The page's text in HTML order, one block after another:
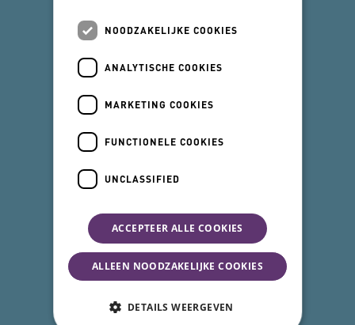
NOODZAKELIJKE COOKIES
ANALYTISCHE COOKIES
MARKETING COOKIES
FUNCTIONELE COOKIES
UNCLASSIFIED
ACCEPTEER ALLE COOKIES
ALLEEN NOODZAKELIJKE COOKIES
DETAILS WEERGEVEN